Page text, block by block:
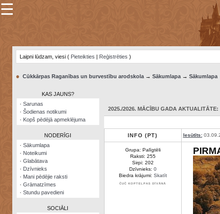
×
Šodienas
notikumi
Visatcera
almanahs
Arhīvs
☰
Laipni lūdzam, viesi ( Pieteikties | Reģistrēties )
● Cūkkārpas Raganības un burvestību arodskola→ Sākumlapa→ Sākumlapa
KAS JAUNS?
· Sarunas
· Šodienas notikumi
· Kopš pēdējā apmeklējuma
NODERĪGI
· Sākumlapa
· Noteikumi
· Glabātava
· Dzīvnieks
· Mani pēdējie raksti
· Grāmatzīmes
· Stundu pavedieni
SOCIĀLI
2025./2026. MĀCĪBU GADA AKTUALITĀTE:
INFO (PT) Iesūtīts:
Grupa: Palīgtēli
Raksti: 255
Sirpi: 202
Dzīvnieks: 0
Biedra krājumi: Skatīt
ČUČ KOPTELPAS DĪVĀNĀ